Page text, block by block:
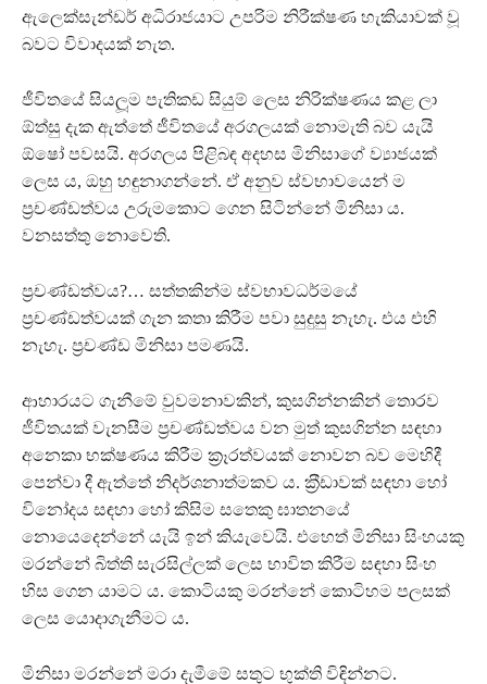
ඇලෙක්සැන්ඩර් අධිරාජයාට උපරිම නිරීක්ෂණ හැකියාවක් වූ
බවට විවාදයක් නැත.
ජීවිතයේ සියලූම පැතිකඩ සියුම් ලෙස නිරික්ෂණය කළ ලා
ඕත්සු දැක ඇත්තේ ජීවිතයේ අරගලයක් නොමැති බව යැයි
ඕෂෝ පවසයි. අරගලය පිළිබඳ අදහස මිනිසාගේ ව්‍යාජයක්
ලෙස ය, ඔහු හඳුනාගන්නේ. ඒ අනුව ස්වභාවයෙන් ම
ප‍්‍රචණ්ඩත්වය උරුමකොට ගෙන සිටින්නේ මිනිසා ය.
වනසත්තු නොවෙති.
ප‍්‍රචණ්ඩත්වය?… සත්තකින්ම ස්වභාවධර්මයේ
ප‍්‍රචණ්ඩත්වයක් ගැන කතා කිරීම පවා සුදුසු නැහැ. එය එහි
නැහැ. ප‍්‍රචණ්ඩ මිනිසා පමණයි.
ආහාරයට ගැනීමේ වුවමනාවකින්, කුසගින්නකින් තොරව
ජීවිතයක් වැනසීම ප‍්‍රචණ්ඩත්වය වන මුත් කුසගින්න සඳහා
අනෙකා භක්ෂණය කිරීම ක‍්‍රෑරත්වයක් නොවන බව මෙහිදී
පෙන්වා දී ඇත්තේ නිදර්ශනාත්මකව ය. ක‍්‍රීඩාවක් සඳහා හෝ
විනෝදය සඳහා හෝ කිසිම සතෙකු ඝාතනයේ
නොයෙදෙන්නේ යැයි ඉන් කියැවෙයි. එහෙත් මිනිසා සිංහයකු
මරන්නේ බිත්ති සැරසිල්ලක් ලෙස භාවිත කිරීම සඳහා සිංහ
හිස ගෙන යාමට ය. කොටියකු මරන්නේ කොටිහම පලසක්
ලෙස යොදාගැනීමට ය.
මිනිසා මරන්නේ මරා දැමීමේ සතුට භුක්ති විඳින්නට.